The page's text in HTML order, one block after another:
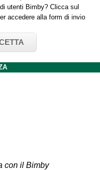
utenti Bimby? Clicca sul
accedere alla form di invio
con il Bimby